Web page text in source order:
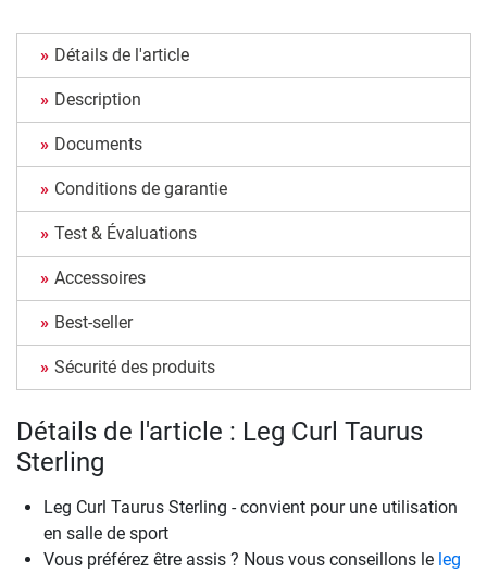
Détails de l'article
Description
Documents
Conditions de garantie
Test & Évaluations
Accessoires
Best-seller
Sécurité des produits
Détails de l'article : Leg Curl Taurus
Sterling
Leg Curl Taurus Sterling - convient pour une utilisation
en salle de sport
Vous préférez être assis ? Nous vous conseillons le leg